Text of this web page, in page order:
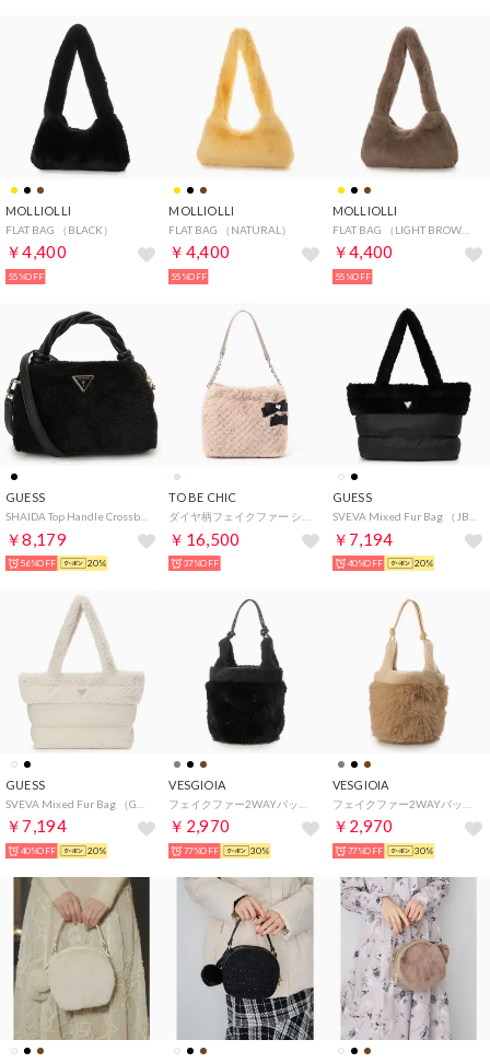
MOLLIOLLI
FLAT BAG （BLACK）
￥4,400
55%OFF
MOLLIOLLI
FLAT BAG （NATURAL）
￥4,400
55%OFF
MOLLIOLLI
FLAT BAG （LIGHT BROWN）
￥4,400
55%OFF
GUESS
￥8,179
56%OFF 20%
TO BE CHIC
￥16,500
37%OFF
GUESS
￥7,194
40%OFF 20%
GUESS
￥7,194
40%OFF 20%
VESGIOIA
￥2,970
77%OFF 30%
VESGIOIA
￥2,970
77%OFF 30%